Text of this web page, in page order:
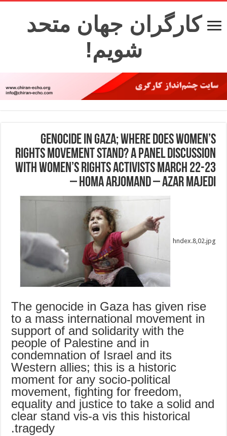
کارگران جهان متحد
شویم!
Genocide in Gaza; Where does Women’s
Rights Movement stand? A panel discussion
with Women’s rights activists March 22-23
– Homa Arjomand – Azar Majedi
hndex.8,02.jpg
The genocide in Gaza has given rise
to a mass international movement in
support of and solidarity with the
people of Palestine and in
condemnation of Israel and its
Western allies; this is a historic
moment for any socio-political
movement, fighting for freedom,
equality and justice to take a solid and
clear stand vis-a vis this historical
tragedy.